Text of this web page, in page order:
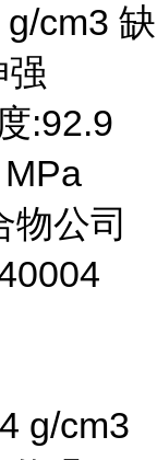
cm3 缺
强
:92.9
公司
g/cm3